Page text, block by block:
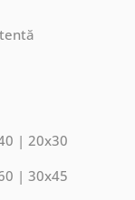
| 20x30
| 30x45